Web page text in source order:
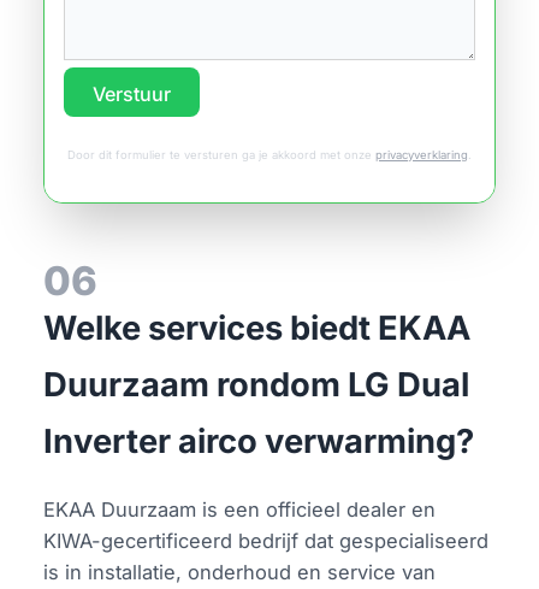
Verstuur
Door dit formulier te versturen ga je akkoord met onze privacyverklaring
06
Welke services biedt EKAA
Duurzaam rondom LG Dual
Inverter airco verwarming?
EKAA Duurzaam is een officieel dealer en
KIWA-gecertificeerd bedrijf dat gespecialiseerd
is in installatie, onderhoud en service van